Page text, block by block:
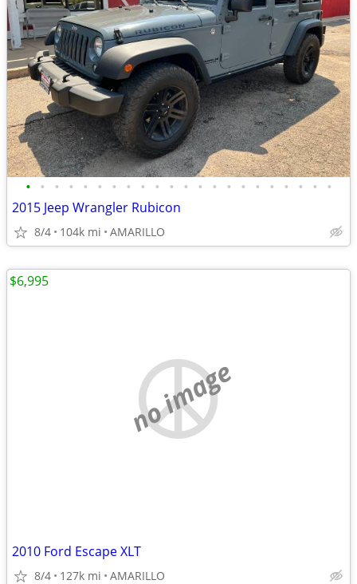
• • • • • • • • • • • • • • • • • • • • • •
2015 Jeep Wrangler Rubicon
8/4 104k mi AMARILLO
no image
2010 Ford Escape XLT
8/4 127k mi AMARILLO
$6,995